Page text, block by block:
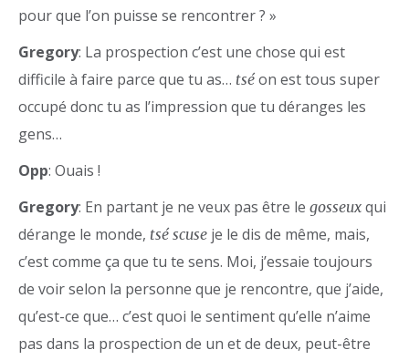
pour que l’on puisse se rencontrer ? »
Gregory: La prospection c’est une chose qui est
difficile à faire parce que tu as… tsé on est tous super
occupé donc tu as l’impression que tu déranges les
gens…
Opp: Ouais !
Gregory: En partant je ne veux pas être le gosseux qui
dérange le monde, tsé scuse je le dis de même, mais,
c’est comme ça que tu te sens. Moi, j’essaie toujours
de voir selon la personne que je rencontre, que j’aide,
qu’est-ce que… c’est quoi le sentiment qu’elle n’aime
pas dans la prospection de un et de deux, peut-être